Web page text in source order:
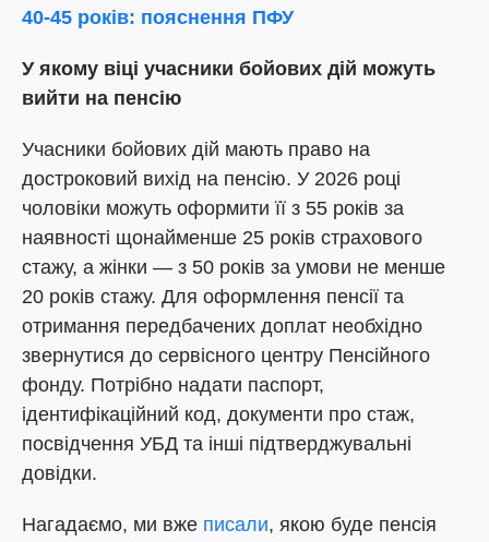
40-45 років: пояснення ПФУ
У якому віці учасники бойових дій можуть
вийти на пенсію
Учасники бойових дій мають право на
достроковий вихід на пенсію. У 2026 році
чоловіки можуть оформити її з 55 років за
наявності щонайменше 25 років страхового
стажу, а жінки — з 50 років за умови не менше
20 років стажу. Для оформлення пенсії та
отримання передбачених доплат необхідно
звернутися до сервісного центру Пенсійного
фонду. Потрібно надати паспорт,
ідентифікаційний код, документи про стаж,
посвідчення УБД та інші підтверджувальні
довідки.
Нагадаємо, ми вже писали, якою буде пенсія